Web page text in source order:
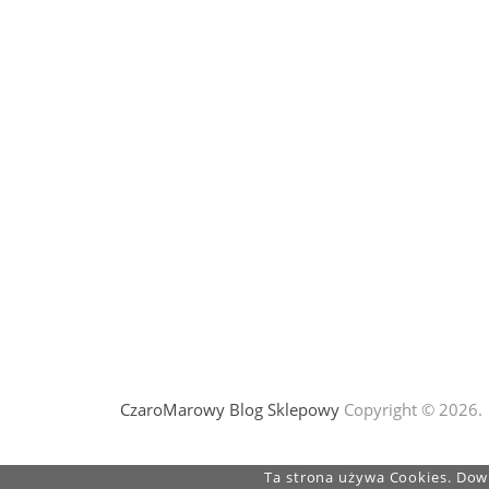
CzaroMarowy Blog Sklepowy Copyright © 2026.
Ta strona używa Cookies.